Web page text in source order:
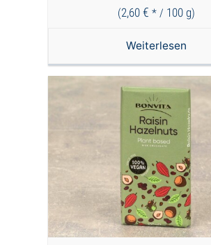
(2,60 € * / 100 g)
Weiterlesen